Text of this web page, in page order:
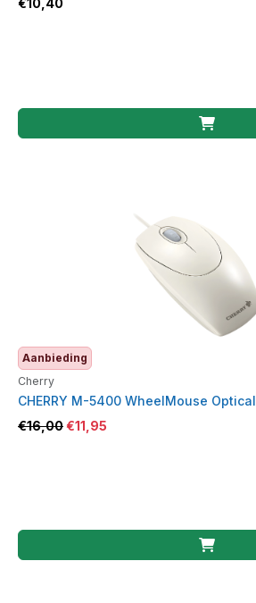
€10,40
Aanbieding
Cherry
CHERRY M-5400 WheelMouse Optical
€16,00€11,95